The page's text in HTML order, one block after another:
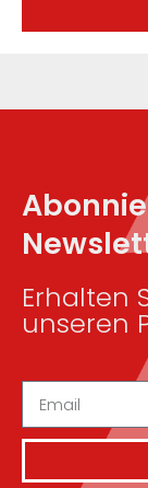
Erhalten
unseren